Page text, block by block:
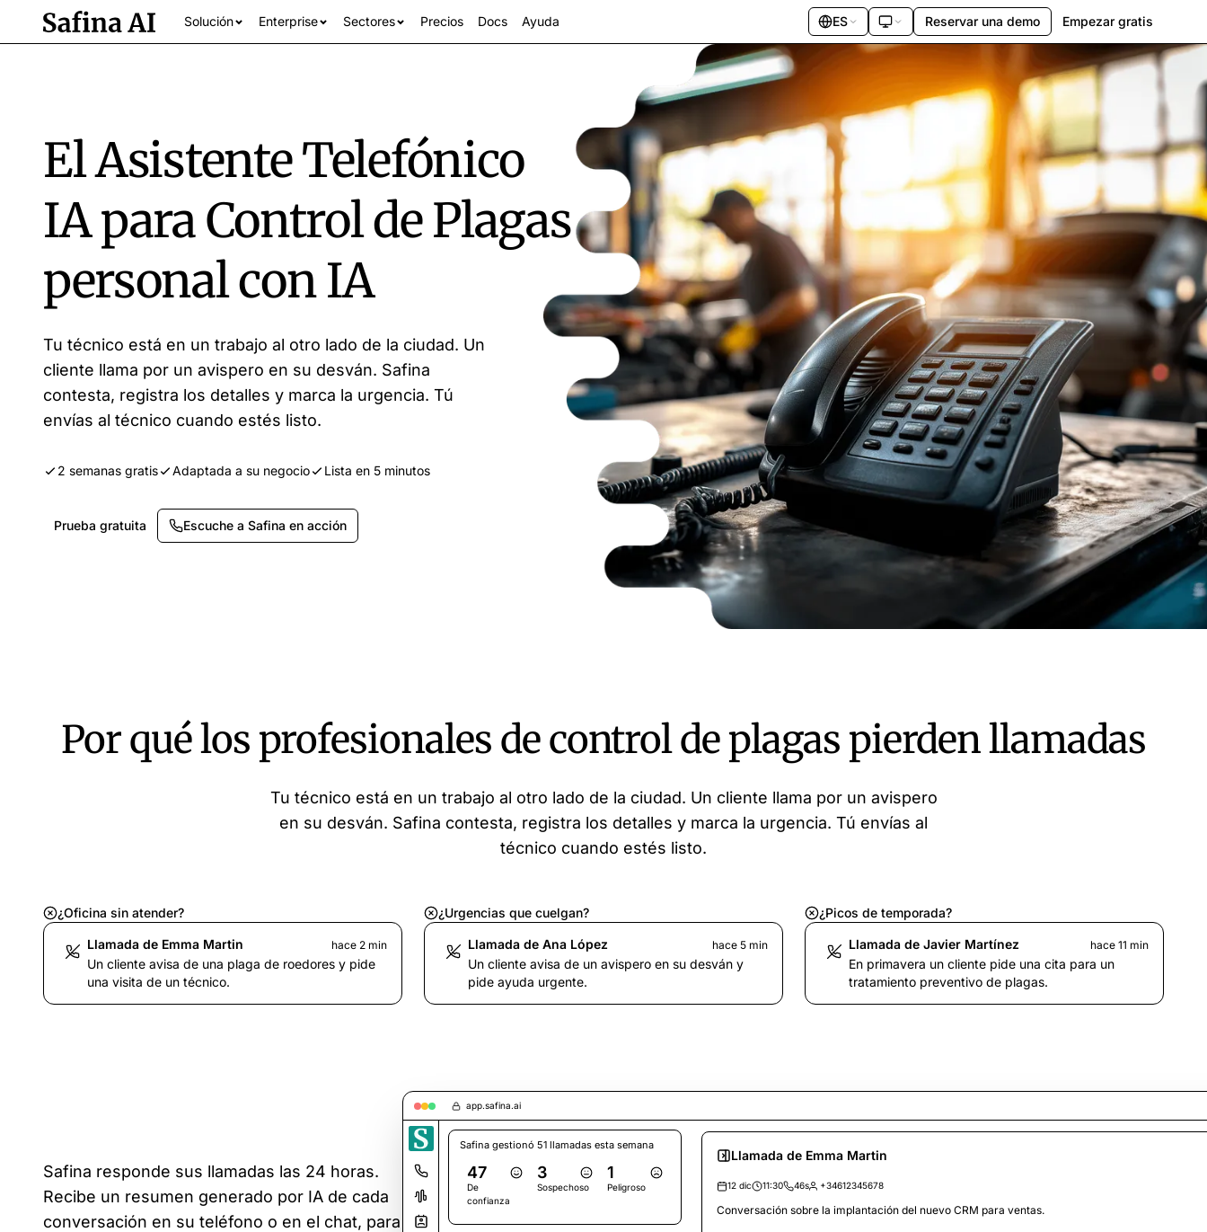
Solución Enterprise Sectores
Ver todos los sectores
Precios Docs Ayuda ES Reservar una demo Empezar gratis
El Asistente Telefónico
IA para Control de Plagas
personal con IA
Tu técnico está en un trabajo al otro lado de la ciudad. Un
cliente llama por un avispero en su desván. Safina
contesta, registra los detalles y marca la urgencia. Tú
envías al técnico cuando estés listo.
2 semanas gratis Adaptada a su negocio Lista en 5 minutos
Prueba gratuita Escuche a Safina en acción
Por qué los profesionales de control de plagas pierden llamadas
Tu técnico está en un trabajo al otro lado de la ciudad. Un cliente llama por un avispero
en su desván. Safina contesta, registra los detalles y marca la urgencia. Tú envías al
técnico cuando estés listo.
¿Oficina sin atender?
Llamada de Emma Martin hace 2 min
Un cliente avisa de una plaga de roedores y pide
una visita de un técnico.
¿Urgencias que cuelgan?
Llamada de Ana López hace 5 min
Un cliente avisa de un avispero en su desván y
pide ayuda urgente.
¿Picos de temporada?
Llamada de Javier Martínez hace 11 min
En primavera un cliente pide una cita para un
tratamiento preventivo de plagas.
Safina responde sus llamadas las 24 horas.
Recibe un resumen generado por IA de cada
conversación en su teléfono o en el chat, para
app.safina.ai
Safina gestionó 51 llamadas esta semana
47
De
confianza
3
Sospechoso
1
Peligroso
Llamada de Emma Martin
12 dic 11:30 46s +34612345678
Conversación sobre la implantación del nuevo CRM para ventas.